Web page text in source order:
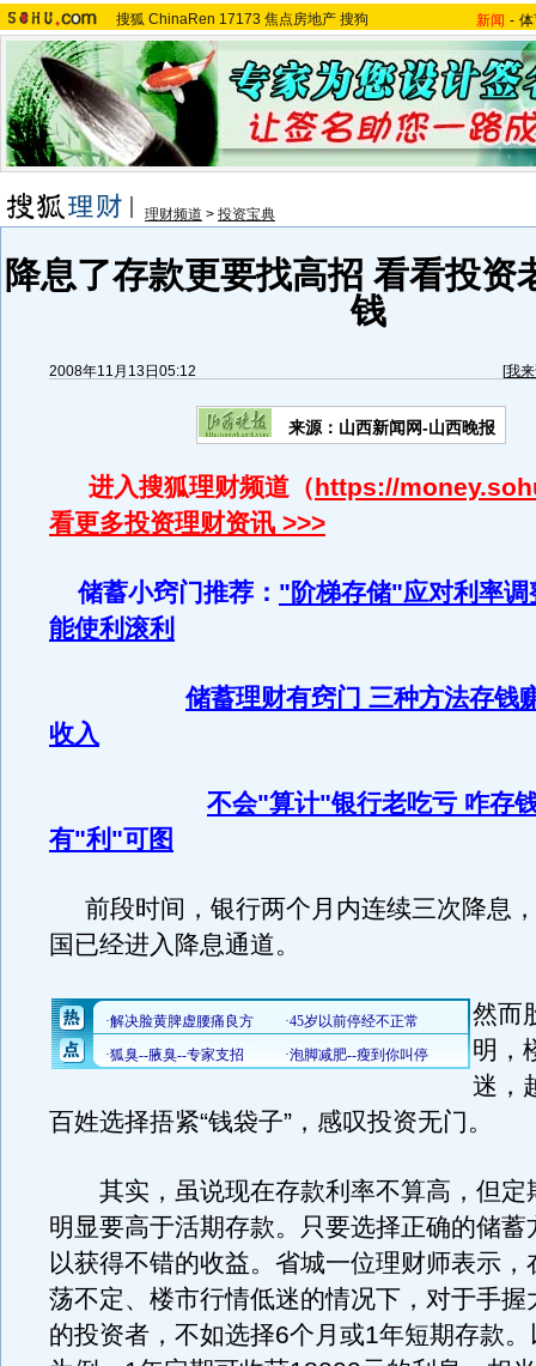
搜狐 ChinaRen 17173 焦点房地产 搜狗 新闻 -
理财频道 > 投资宝典
降息了存款更要找高招 看看投资
钱
2008年11月13日05:12 [我
来源：山西新闻网-山西晚报
进入搜狐理财频道（https://
看更多投资理财资讯 >>>
储蓄小窍门推荐： "阶梯存储"应对利率调
能使利滚利
储蓄理财有窍门 三种方法存钱
收入
不会"算计"银行老吃亏 咋存
有"利"可图
前段时间，银行两个月内连续三次降息
国已经进入降息通道。
然而
明，
迷，
百姓选择捂紧“钱袋子”，感叹投资无门。
其实，虽说现在存款利率不算高，但定
明显要高于活期存款。只要选择正确的储蓄
以获得不错的收益。省城一位理财师表示，
荡不定、楼市行情低迷的情况下，对于手握
的投资者，不如选择6个月或1年短期存款